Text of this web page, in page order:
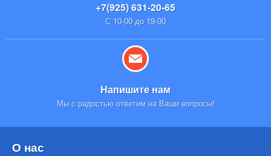
+7(925) 631-20-65
С 10-00 до 19-00
Напишите нам
Мы с радостью ответим на Ваши вопросы!
О нас